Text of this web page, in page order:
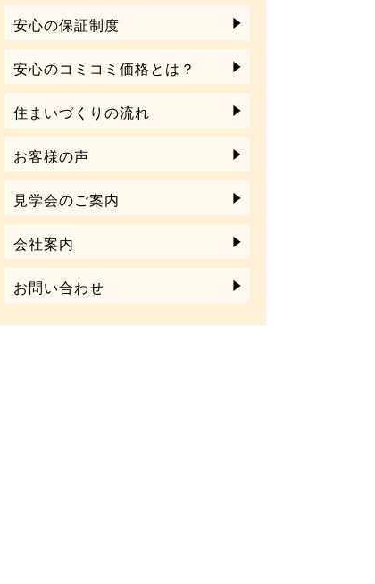
安心の保証制度
安心のコミコミ価格とは？
住まいづくりの流れ
お客様の声
見学会のご案内
会社案内
お問い合わせ